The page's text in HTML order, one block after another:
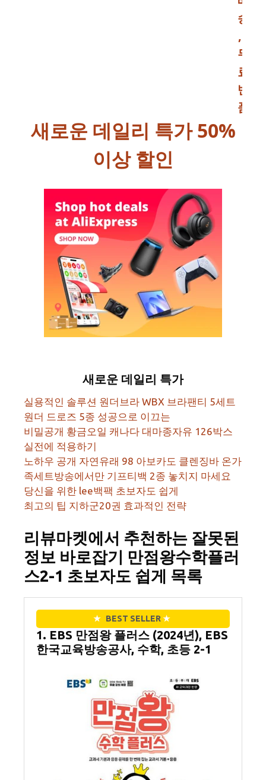
송
,
무
료
반
새로운 데일리 특가 50%
이상 할인
새로운 데일리 특가
실용적인 솔루션 원더브라 WBX 브라팬티 5세트
원더 드로즈 5종 성공으로 이끄는
비밀공개 황금오일 캐나다 대마종자유 126박스
실전에 적용하기
노하우 공개 자연유래 98 아보카도 클렌징바 온가
족세트방송에서만 기프티백 2종 놓치지 마세요
당신을 위한 lee백팩 초보자도 쉽게
최고의 팁 지하군20권 효과적인 전략
리뷰마켓에서 추천하는 잘못된
정보 바로잡기 만점왕수학플러
스2-1 초보자도 쉽게 목록
★ BEST SELLER ★
1. EBS 만점왕 플러스 (2024년), EBS
한국교육방송공사, 수학, 초등 2-1